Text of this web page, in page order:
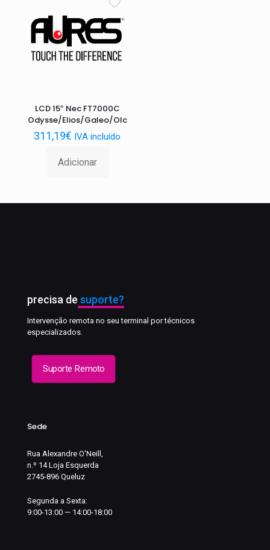
LCD 15″ Nec FT7000C
Odysse/Elios/Galeo/Olc
311,19€ IVA incluído
Adicionar
precisa de suporte?
Intervenção remota no seu terminal por técnicos
especializados.
Suporte Remoto
Sede
Rua Alexandre O'Neill,
n.º 14 Loja Esquerda
2745-896 Queluz
Segunda a Sexta:
9:00-13:00 — 14:00-18:00